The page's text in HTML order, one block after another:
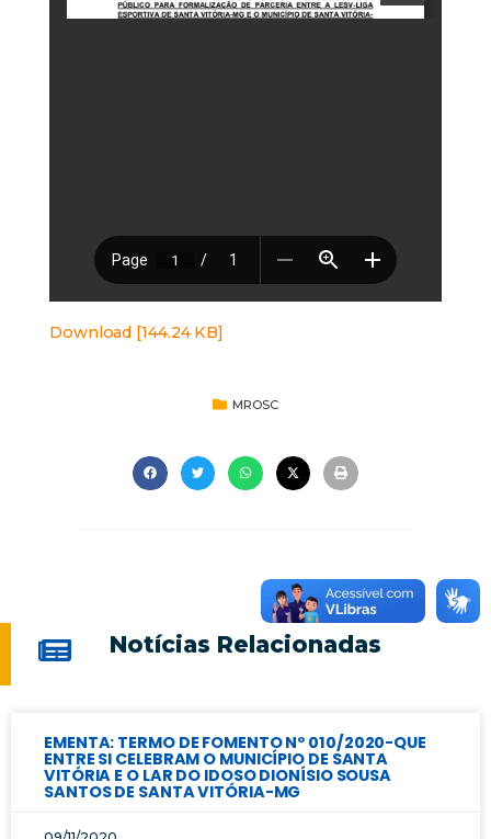
Download [144.24 KB]
MROSC
Notícias Relacionadas
EMENTA: TERMO DE FOMENTO Nº 010/2020-QUE
ENTRE SI CELEBRAM O MUNICÍPIO DE SANTA
VITÓRIA E O LAR DO IDOSO DIONÍSIO SOUSA
SANTOS DE SANTA VITÓRIA-MG